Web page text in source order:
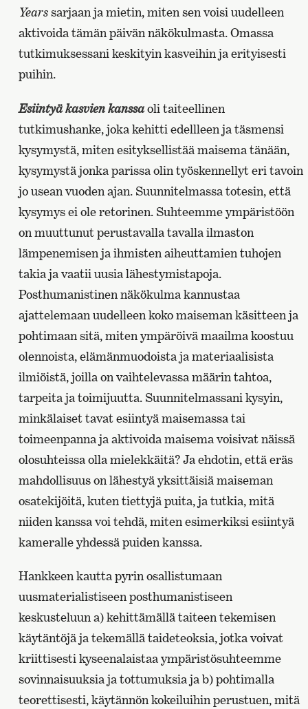
Yearssarjaan ja mietin, miten sen voisi uudelleen
aktivoida tämän päivän näkökulmasta. Omassa
tutkimuksessani keskityin kasveihin ja erityisesti
puihin.
Esiintyä kasvien kanssaoli taiteellinen
tutkimushanke, joka kehitti edellleen ja täsmensi
kysymystä, miten esityksellistää maisema tänään,
kysymystä jonka parissa olin työskennellyt eri tavoin
jo usean vuoden ajan. Suunnitelmassa totesin, että
kysymys ei ole retorinen. Suhteemme ympäristöön
on muuttunut perustavalla tavalla ilmaston
lämpenemisen ja ihmisten aiheuttamien tuhojen
takia ja vaatii uusia lähestymistapoja.
Posthumanistinen näkökulma kannustaa
ajattelemaan uudelleen koko maiseman käsitteen ja
pohtimaan sitä, miten ympäröivä maailma koostuu
olennoista, elämänmuodoista ja materiaalisista
ilmiöistä, joilla on vaihtelevassa määrin tahtoa,
tarpeita ja toimijuutta. Suunnitelmassani kysyin,
minkälaiset tavat esiintyä maisemassa tai
toimeenpanna ja aktivoida maisema voisivat näissä
olosuhteissa olla mielekkäitä? Ja ehdotin, että eräs
mahdollisuus on lähestyä yksittäisiä maiseman
osatekijöitä, kuten tiettyjä puita, ja tutkia, mitä
niiden kanssa voi tehdä, miten esimerkiksi esiintyä
kameralle yhdessä puiden kanssa.
Hankkeen kautta pyrin osallistumaan
uusmaterialistiseen posthumanistiseen
keskusteluun a) kehittämällä taiteen tekemisen
käytäntöjä ja tekemällä taideteoksia, jotka voivat
kriittisesti kyseenalaistaa ympäristösuhteemme
sovinnaisuuksia ja tottumuksia ja b) pohtimalla
teorettisesti, käytännön kokeiluihin perustuen, mitä